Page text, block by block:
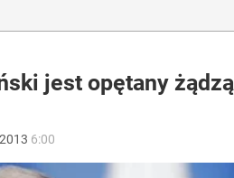
jest opętany żądzą
2013 6:00